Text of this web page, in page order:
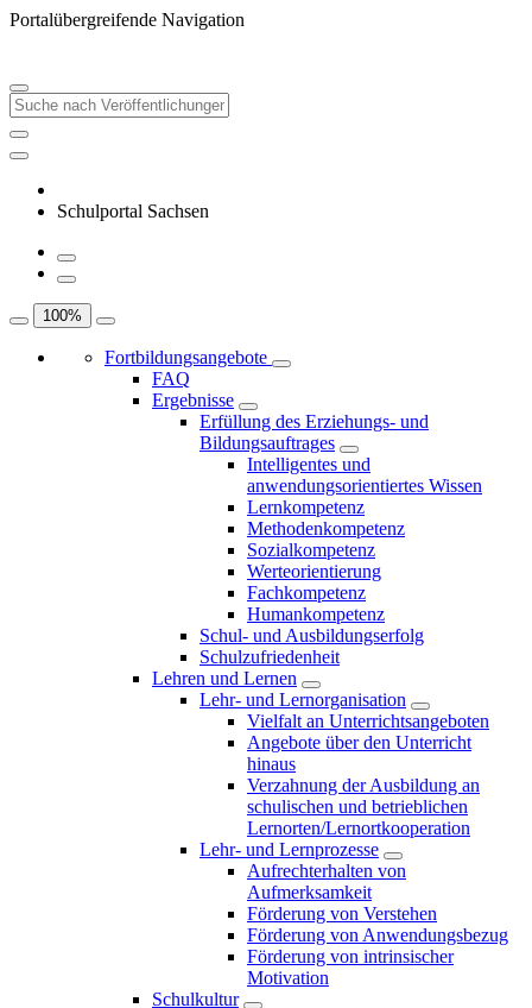
Portalübergreifende Navigation
Schulportal Sachsen
100%
Fortbildungsangebote
FAQ
Ergebnisse
Erfüllung des Erziehungs- und
Bildungsauftrages
Intelligentes und
anwendungsorientiertes Wissen
Lernkompetenz
Methodenkompetenz
Sozialkompetenz
Werteorientierung
Fachkompetenz
Humankompetenz
Schul- und Ausbildungserfolg
Schulzufriedenheit
Lehren und Lernen
Lehr- und Lernorganisation
Vielfalt an Unterrichtsangeboten
Angebote über den Unterricht
hinaus
Verzahnung der Ausbildung an
schulischen und betrieblichen
Lernorten/Lernortkooperation
Lehr- und Lernprozesse
Aufrechterhalten von
Aufmerksamkeit
Förderung von Verstehen
Förderung von Anwendungsbezug
Förderung von intrinsischer
Motivation
Schulkultur